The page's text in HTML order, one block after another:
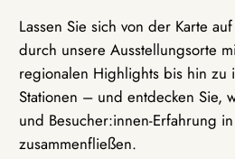
Lassen Sie sich von der Karte
durch unsere Ausstellungsorte
regionalen Highlights bis hin zu
Stationen – und entdecken Sie,
und Besucher:innen-Erfahrung
zusammenfließen.